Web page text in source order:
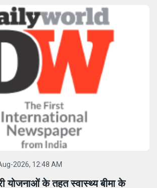
2026, 12:48 AM
योजनाओं के तहत स्वास्थ्य बीमा के